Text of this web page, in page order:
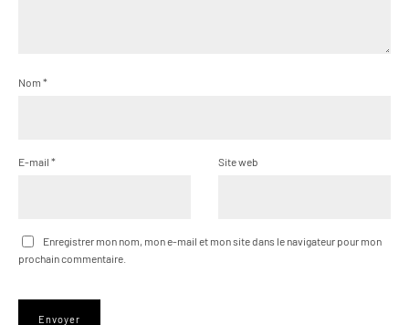
Nom *
E-mail * Site web
Enregistrer mon nom, mon e-mail et mon site dans le navigateur pour mon
prochain commentaire.